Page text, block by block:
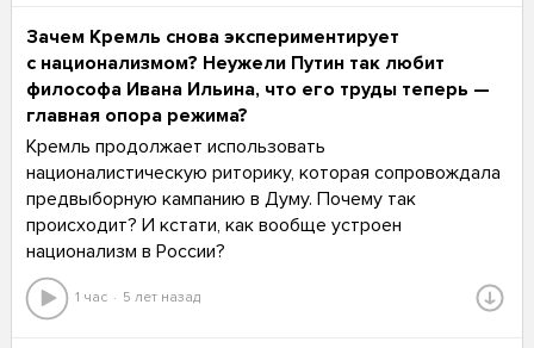
Зачем Кремль снова экспериментирует
с национализмом? Неужели Путин так любит
философа Ивана Ильина, что его труды теперь —
главная опора режима?
Кремль продолжает использовать
националистическую риторику, которая сопровождала
предвыборную кампанию в Думу. Почему так
происходит? И кстати, как вообще устроен
национализм в России?
1 час 5 лет назад